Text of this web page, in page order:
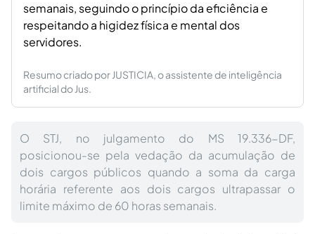
semanais, seguindo o princípio da eficiência e
respeitando a higidez física e mental dos
servidores.
Resumo criado por JUSTICIA, o assistente de inteligência
artificial do Jus.
O STJ, no julgamento do MS 19.336-DF,
posicionou-se pela vedação da acumulação de
dois cargos públicos quando a soma da carga
horária referente aos dois cargos ultrapassar o
limite máximo de 60 horas semanais.